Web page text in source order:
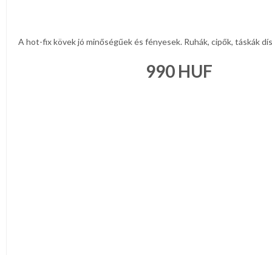
A hot-fix kövek jó minőségűek és fényesek. Ruhák, cipők, táskák
990HUF